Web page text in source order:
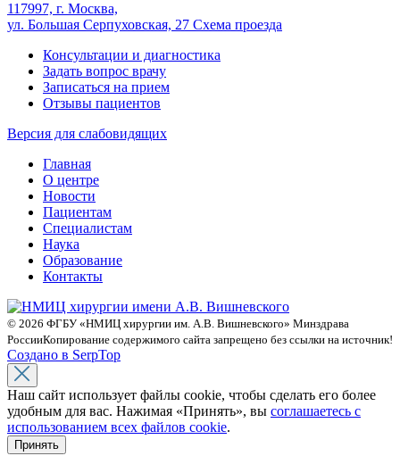
117997, г. Москва,
ул. Большая Серпуховская, 27 Схема проезда
Консультации и диагностика
Задать вопрос врачу
Записаться на прием
Отзывы пациентов
Версия для слабовидящих
Главная
О центре
Новости
Пациентам
Специалистам
Наука
Образование
Контакты
© 2026 ФГБУ «НМИЦ хирургии им. А.В. Вишневского» Минздрава
РоссииКопирование содержимого сайта запрещено без ссылки на источник!
Создано в SerpTop
Наш сайт использует файлы cookie, чтобы сделать его более
удобным для вас. Нажимая «Принять», вы соглашаетесь с
использованием всех файлов cookie.
Принять